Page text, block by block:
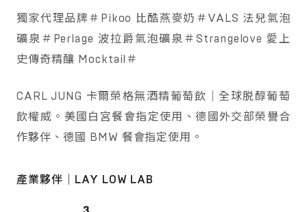
獨家代理品牌＃Pikoo 比酷燕麥奶＃VALS 法兒氣泡
礦泉＃Perlage 波拉爵氣泡礦泉＃Strangelove 愛上
史傳奇精釀 Mocktail＃
CARL JUNG 卡爾榮格無酒精葡萄飲｜全球脱醇葡萄
飲權威。美國白宮餐會指定使用、德國外交部榮譽合
作夥伴、德國 BMW 餐會指定使用。
產業夥伴｜LAY LOW LAB